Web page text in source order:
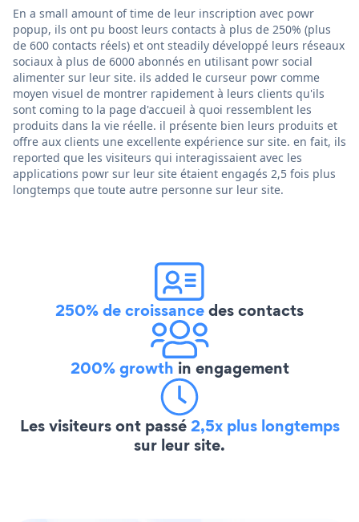
En a small amount of time de leur inscription avec powr
popup, ils ont pu boost leurs contacts à plus de 250% (plus
de 600 contacts réels) et ont steadily développé leurs réseaux
sociaux à plus de 6000 abonnés en utilisant powr social
alimenter sur leur site. ils added le curseur powr comme
moyen visuel de montrer rapidement à leurs clients qu'ils
sont coming to la page d'accueil à quoi ressemblent les
produits dans la vie réelle. il présente bien leurs produits et
offre aux clients une excellente expérience sur site. en fait, ils
reported que les visiteurs qui interagissaient avec les
applications powr sur leur site étaient engagés 2,5 fois plus
longtemps que toute autre personne sur leur site.
250% de croissancedes contacts
200% growth in engagement
Les visiteurs ont passé2,5x plus longtemps
sur leur site.